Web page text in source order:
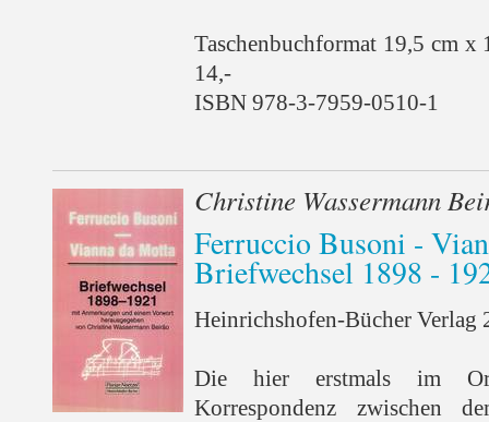
Taschenbuchformat 19,5 cm
14,-
ISBN 978-3-7959-0510-1
Christine Wassermann
Ferruccio Busoni -
Briefwechsel 1898 -
Heinrichshofen-Bücher Verlag
Die hier erstmals im
Korrespondenz zwischen